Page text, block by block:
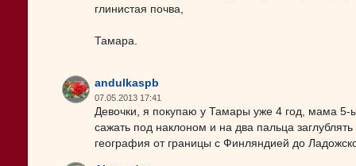
глинистая почва,
Тамара.
andulkaspb
07.05.2013 17:41
Девочки, я покупаю у Тамары уже 4 год, мама 5-
сажать под наклоном и на два пальца
география от границы с Финляндией до